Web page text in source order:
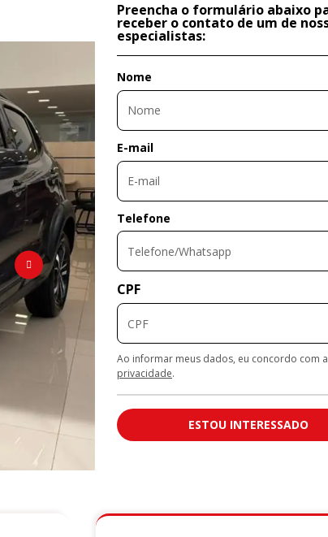
Preencha o formulário abaixo
receber o contato de um de
especialistas:
Nome
E-mail
Telefone
CPF
Ao informar meus dados, eu concordo com a
privacidade.
ESTOU INTERESSADO